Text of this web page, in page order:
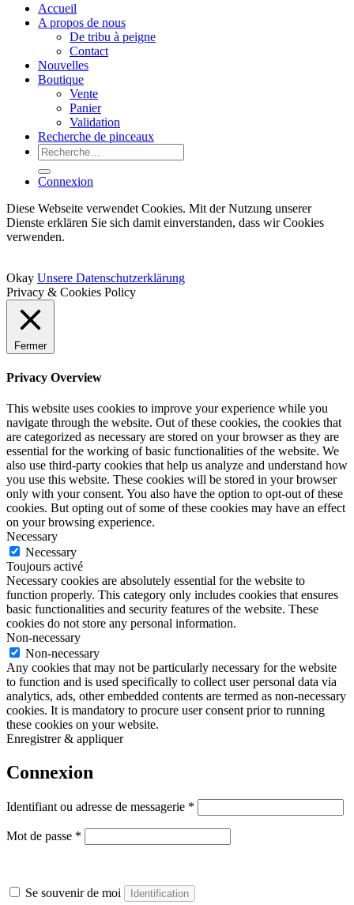
Accueil
A propos de nous
De tribu à peigne
Contact
Nouvelles
Boutique
Vente
Panier
Validation
Recherche de pinceaux
Recherche
pour :
Connexion
Diese Webseite verwendet Cookies. Mit der Nutzung unserer
Dienste erklären Sie sich damit einverstanden, dass wir Cookies
verwenden.
Okay Unsere Datenschutzerklärung
Privacy & Cookies Policy
Fermer
Privacy Overview
This website uses cookies to improve your experience while you
navigate through the website. Out of these cookies, the cookies that
are categorized as necessary are stored on your browser as they are
essential for the working of basic functionalities of the website. We
also use third-party cookies that help us analyze and understand how
you use this website. These cookies will be stored in your browser
only with your consent. You also have the option to opt-out of these
cookies. But opting out of some of these cookies may have an effect
on your browsing experience.
Necessary
Necessary
Toujours activé
Necessary cookies are absolutely essential for the website to
function properly. This category only includes cookies that ensures
basic functionalities and security features of the website. These
cookies do not store any personal information.
Non-necessary
Non-necessary
Any cookies that may not be particularly necessary for the website
to function and is used specifically to collect user personal data via
analytics, ads, other embedded contents are termed as non-necessary
cookies. It is mandatory to procure user consent prior to running
these cookies on your website.
Enregistrer & appliquer
Connexion
Identifiant ou adresse de messagerie *
Mot de passe *
Se souvenir de moi Identification